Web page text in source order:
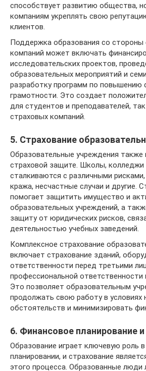
способствует развитию общества,
компаниям укреплять свою
клиентов.
Поддержка образования со стороны
компаний может включать
исследовательских проектов,
образовательных мероприятий и
разработку программ по повышению
грамотности. Это создает
для студентов и преподавателей,
страховых компаний.
5. Страхование
Образовательные учреждения
страховой защите. Школы, колледжи
сталкиваются с различными
кража, несчастные случаи и другие.
помогает защитить имущество и
образовательных учреждений, а
защиту от юридических рисков,
деятельностью учебных заведений.
Комплексное страхование
включает страхование зданий,
ответственности перед третьими
профессиональной ответственности
Это позволяет образовательным
продолжать свою работу в условиях
обстоятельств и минимизировать
6. Финансовое планирование
Образование играет ключевую роль
планировании, и страхование
этого процесса. Образованные